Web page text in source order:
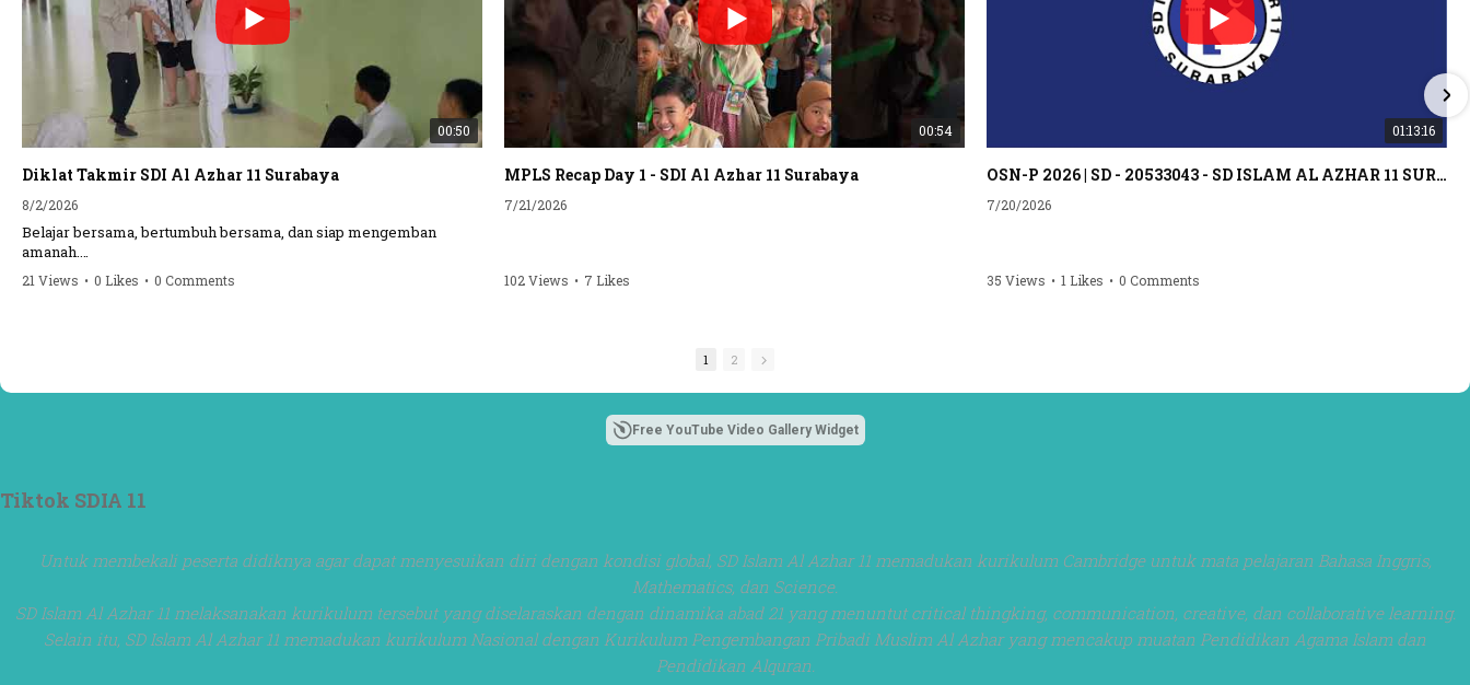
00:50
Diklat Takmir SDI Al Azhar 11 Surabaya
8/2/2026
Belajar bersama, bertumbuh bersama, dan siap mengemban
amanah.
Semangat peserta dalam Diklat Takmir SDI Al Azhar 11 Surabaya
Bismillah, semoga setiap langkah menjadi ladang kebaikan🌱
21 Views • 0 Likes • 0 Comments
00:54
MPLS Recap Day 1 - SDI Al Azhar 11 Surabaya
7/21/2026
102 Views • 7 Likes
01:13:16
OSN-P 2026 | SD - 20533043 - SD ISLAM AL AZHAR 11 SURABAYA | IPA
7/20/2026
35 Views • 1 Likes • 0 Comments
1 2
Free YouTube Video Gallery Widget
Tiktok SDIA 11
Untuk membekali peserta didiknya agar dapat menyesuikan diri dengan kondisi global, SD Islam Al Azhar 11 memadukan kurikulum Cambridge untuk mata pelajaran Bahasa Inggris,
Mathematics, dan Science.
SD Islam Al Azhar 11 melaksanakan kurikulum tersebut yang diselaraskan dengan dinamika abad 21 yang menuntut critical thingking, communication, creative, dan collaborative learning.
Selain itu, SD Islam Al Azhar 11 memadukan kurikulum Nasional dengan Kurikulum Pengembangan Pribadi Muslim Al Azhar yang mencakup muatan Pendidikan Agama Islam dan
Pendidikan Alquran.